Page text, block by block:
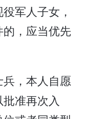
军人子女，
，应当优先
，本人自愿
准再次入